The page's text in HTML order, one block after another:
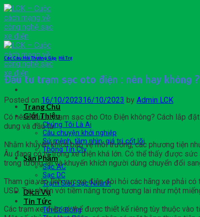
Skip
to
content
Trang Chủ
Giới Thiệu
Chúng Tôi Là Ai
Câu chuyện khởi nghiệp
Sứ mệnh, tầm nhìn, giá trị cốt lõi
Thông Tin Cty
Sản Phẩm
Sạc AC
Sạc DC
Trạm Siêu Sạc Nhanh
Dịch Vụ
Tin Tức
Tin Cổ Đông
Các Câu Hỏi Thường Gặp Hỗ Trợ
Đầu tư trạm sạc oto điện : nên hay không ?
Posted on 16/10/202316/10/2023 by Admin LCK
Có nên Đầu tư trạm sạc cho Oto Điện không? Cách lắp
dung và đầu tư.
Nhằm khuyến khích bảo vệ môi trường, các phương tiện
Âu đang có tỷ trọng xe điện khá lớn. Có thể thấy được
trong tương lai và khuyến khích người dùng chuyển đổi
Tham gia vào lĩnh vực xe điện đòi hỏi các hãng xe phải
USD. Tuy nhiên với tiềm năng trong tương lai như một
Các trạm xe điện có thể được thiết kế riêng tùy thuộc vào